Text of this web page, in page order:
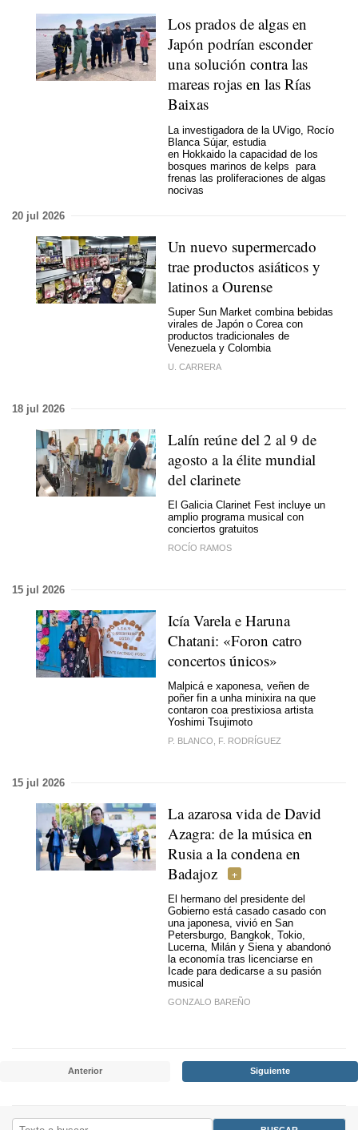
Los prados de algas en
Japón podrían esconder
una solución contra las
mareas rojas en las Rías
Baixas
La investigadora de la UVigo, Rocío
Blanca Sújar, estudia
en Hokkaido la capacidad de los
bosques marinos de kelps para
frenas las proliferaciones de algas
nocivas
20 jul 2026
Un nuevo supermercado
trae productos asiáticos y
latinos a Ourense
Super Sun Market combina bebidas
virales de Japón o Corea con
productos tradicionales de
Venezuela y Colombia
U. CARRERA
18 jul 2026
Lalín reúne del 2 al 9 de
agosto a la élite mundial
del clarinete
El Galicia Clarinet Fest incluye un
amplio programa musical con
conciertos gratuitos
ROCÍO RAMOS
15 jul 2026
Icía Varela e Haruna
Chatani: «Foron catro
concertos únicos»
Malpicá e xaponesa, veñen de
poñer fin a unha minixira na que
contaron coa prestixiosa artista
Yoshimi Tsujimoto
P. BLANCO, F. RODRÍGUEZ
15 jul 2026
La azarosa vida de David
Azagra: de la música en
Rusia a la condena en
Badajoz
El hermano del presidente del
Gobierno está casado casado con
una japonesa, vivió en San
Petersburgo, Bangkok, Tokio,
Lucerna, Milán y Siena y abandonó
la economía tras licenciarse en
Icade para dedicarse a su pasión
musical
GONZALO BAREÑO
Anterior Siguiente